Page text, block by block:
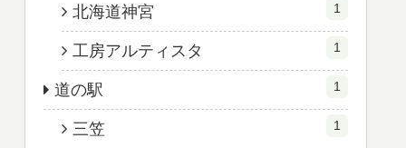
北海道神宮 1
工房アルティスタ 1
道の駅 1
三笠 1